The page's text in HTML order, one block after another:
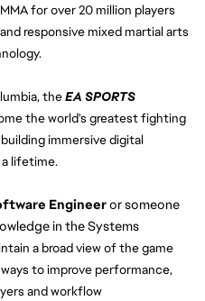
for over 20 million players
responsive mixed martial arts
theEA SPORTS
the world's greatest fighting
immersive digital
lifetime.
Engineer or someone
in the Systems
a broad view of the game
to improve performance,
and workflow